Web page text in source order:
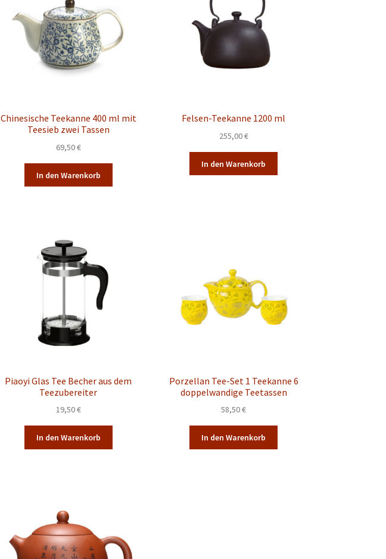
Chinesische Teekanne 400 ml mit
Teesieb zwei Tassen
69,50€
In den Warenkorb
Felsen-Teekanne 1200 ml
255,00€
In den Warenkorb
Piaoyi Glas Tee Becher aus dem
Teezubereiter
19,50€
In den Warenkorb
Porzellan Tee-Set 1 Teekanne 6
doppelwandige Teetassen
58,50€
In den Warenkorb